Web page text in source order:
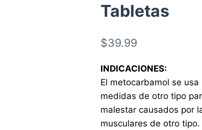
Tabletas
$39.99
INDICACIONES:
El metocarbamol se
medidas de otro tipo
malestar causados por
musculares de otro